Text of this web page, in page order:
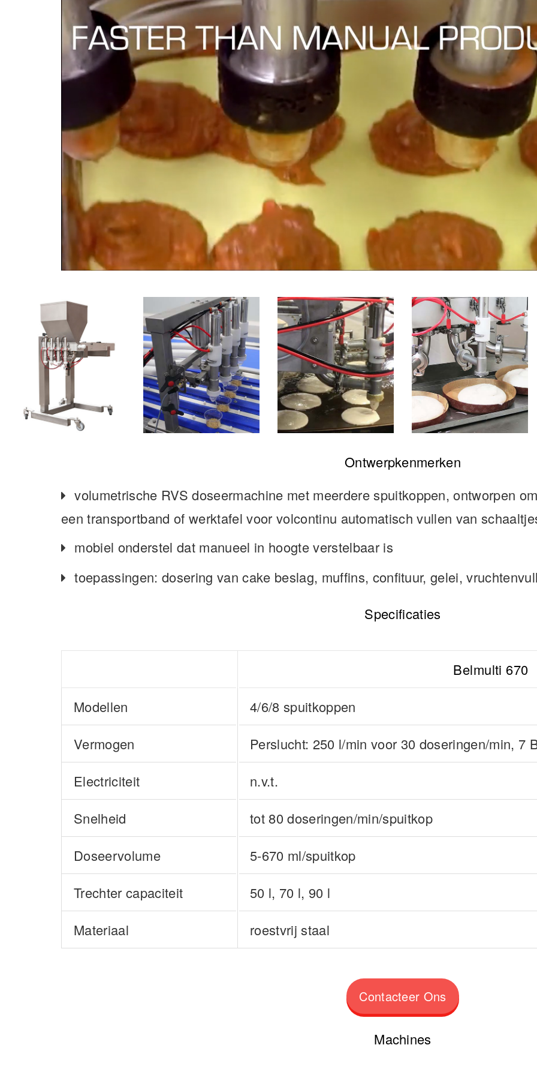
Ontwerpkenmerken
volumetrische RVS doseermachine met meerdere spuitkoppen, ontworpen
een transportband of werktafel voor volcontinu automatisch vullen van
mobiel onderstel dat manueel in hoogte verstelbaar is
toepassingen: dosering van cake beslag, muffins, confituur, gelei,
Specificaties
Belmulti 670
Modellen
4/6/8 spuitkoppen
Vermogen
Perslucht: 250 l/min voor 30 doseringen/min, 7
Electriciteit
n.v.t.
Snelheid
tot 80 doseringen/min/spuitkop
Doseervolume
5-670 ml/spuitkop
Trechter capaciteit
50 l, 70 l, 90 l
Materiaal
roestvrij staal
Contacteer Ons
Machines